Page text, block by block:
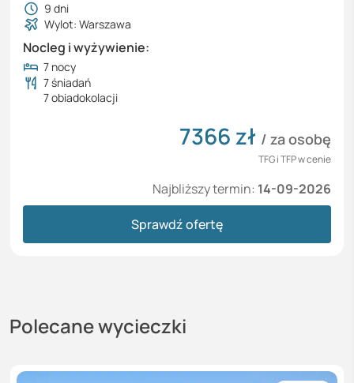
9 dni
Wylot: Warszawa
Nocleg i wyżywienie:
7 nocy
7 śniadań
7 obiadokolacji
7366zł / za osobę
TFG i TFP w cenie
Najbliższy termin: 14-09-2026
Sprawdź ofertę
Polecane wycieczki